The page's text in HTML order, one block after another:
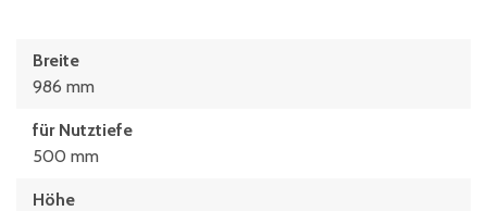
Breite
986 mm
für Nutztiefe
500 mm
Höhe